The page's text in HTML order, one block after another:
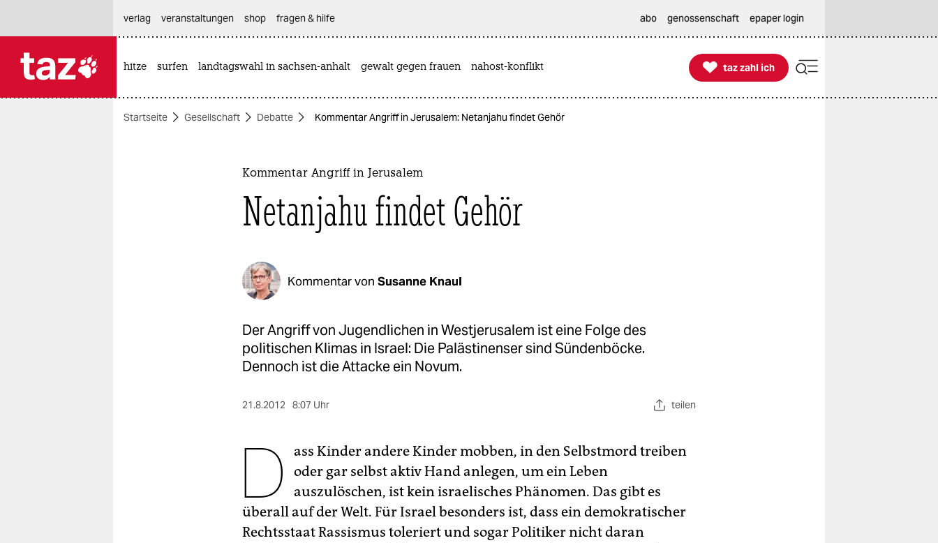
themen
verlag
veranstaltungen shop fragen & hilfe abo genossenschaft epaper login
hitze surfen landtagswahl in sachsen-anhalt gewalt gegen frauen nahost-konflikt 
taz zahl ich
taz zahl ich
Startseite Gesellschaft Debatte Kommentar Angriff in Jerusalem: Netanjahu findet Gehör
Kommentar Angriff in Jerusalem
Netanjahu findet Gehör
Kommentar von Susanne Knaul
Der Angriff von Jugendlichen in Westjerusalem ist eine Folge des
politischen Klimas in Israel: Die Palästinenser sind Sündenböcke.
Dennoch ist die Attacke ein Novum.
21.8.2012 8:07 Uhr teilen
D
ass Kinder andere Kinder mobben, in den Selbstmord treiben
oder gar selbst aktiv Hand anlegen, um ein Leben
auszulöschen, ist kein israelisches Phänomen. Das gibt es
überall auf der Welt. Für Israel besonders ist, dass ein demokratischer
Rechtsstaat Rassismus toleriert und sogar Politiker nicht daran